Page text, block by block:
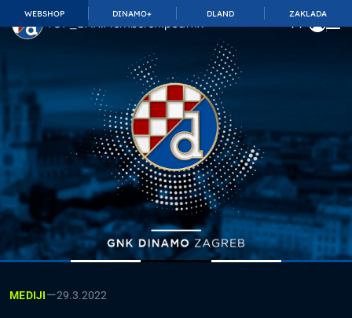
WEBSHOP DINAMO+ DLAND ZAKLADA
TOP_BAR.MembershipSuffix
MEDIJI—29.3.2022